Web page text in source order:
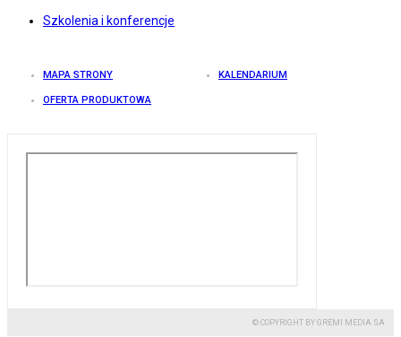
Szkolenia i konferencje
MAPA STRONY KALENDARIUM
OFERTA PRODUKTOWA
© COPYRIGHT BY GREMI MEDIA SA